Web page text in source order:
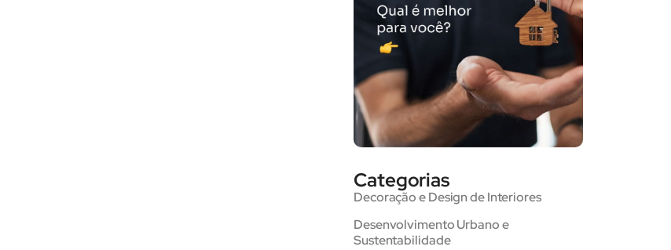
Categorias
Decoração e Design de Interiores
Desenvolvimento Urbano e
Sustentabilidade